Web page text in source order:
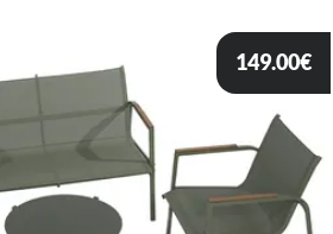
149.00€